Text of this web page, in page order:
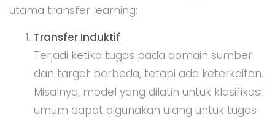
utama transfer learning:
Transfer Induktif
Terjadi ketika tugas pada domain sumber
dan target berbeda, tetapi ada keterkaitan.
Misalnya, model yang dilatih untuk klasifikasi
umum dapat digunakan ulang untuk tugas